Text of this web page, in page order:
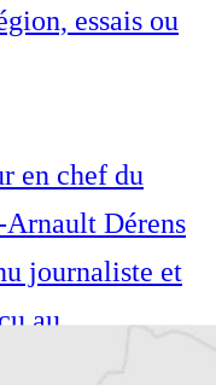
essais ou
en chef du
Arnault Dérens
journaliste et
au